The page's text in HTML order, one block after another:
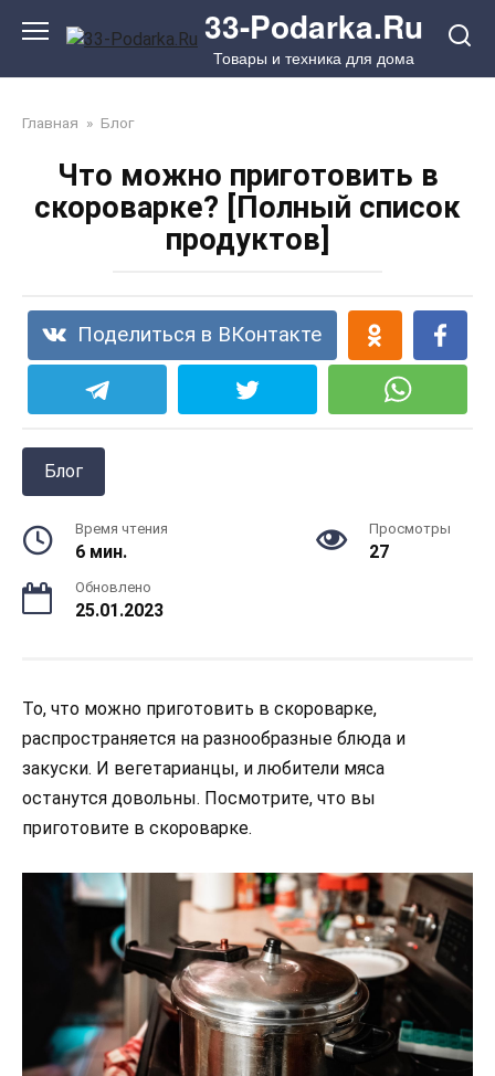
33-Podarka.Ru
Товары и техника для дома
Главная » Блог
Что можно приготовить в
скороварке? [Полный список
продуктов]
Поделиться в ВКонтакте
Блог
Время чтения
6 мин.
Просмотры
27
Обновлено
25.01.2023
То, что можно приготовить в скороварке,
распространяется на разнообразные блюда и
закуски. И вегетарианцы, и любители мяса
останутся довольны. Посмотрите, что вы
приготовите в скороварке.